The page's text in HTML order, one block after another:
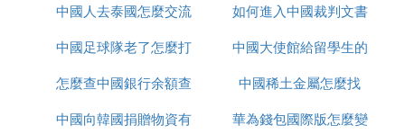
線播放
中國人去泰國怎麼交流
如何進入中國裁判文書
網官網
中國足球隊老了怎麼打
亞洲杯
中國大使館給留學生的
健康包有什麼
怎麼查中國銀行余額查
詢
中國稀土金屬怎麼找
中國向韓國捐贈物資有
華為錢包國際版怎麼變